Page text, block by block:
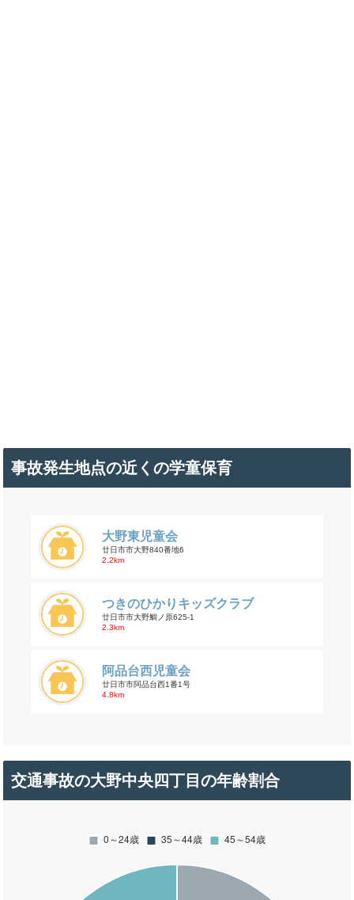
事故発生地点の近くの学童保育
大野東児童会
廿日市市大野840番地6
2.2km
つきのひかりキッズクラブ
廿日市市大野鯛ノ原625-1
2.3km
阿品台西児童会
廿日市市阿品台西1番1号
4.8km
交通事故の大野中央四丁目の年齢割合